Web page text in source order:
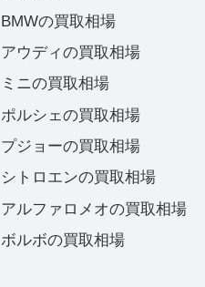
BMWの買取相場
アウディの買取相場
ミニの買取相場
ポルシェの買取相場
プジョーの買取相場
シトロエンの買取相場
アルファロメオの買取相場
ボルボの買取相場